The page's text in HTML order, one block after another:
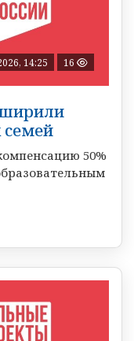
14:25 16
50%